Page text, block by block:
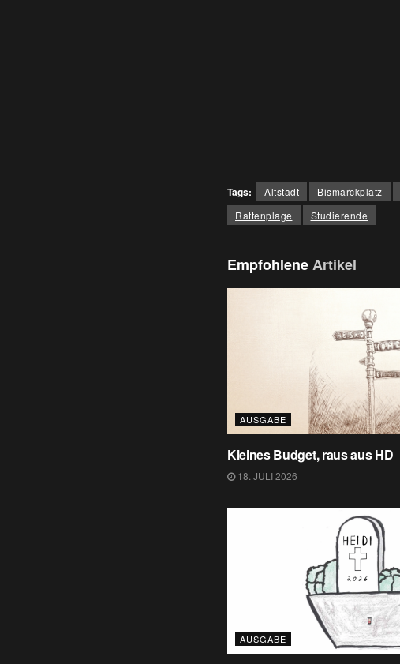
Tags: Altstadt Bismarckplatz
Rattenplage
Studierende
EmpfohleneArtikel
AUSGABE
Kleines Budget, raus aus HD
18. JULI 2026
AUSGABE